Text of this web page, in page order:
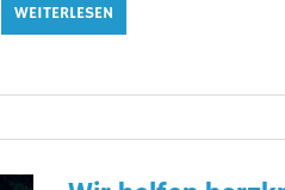
WEITERLESEN